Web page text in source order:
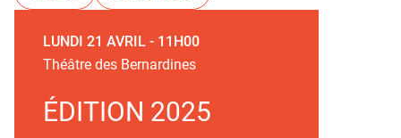
LUNDI 21 AVRIL - 11H00
Théâtre des Bernardines
ÉDITION 2025